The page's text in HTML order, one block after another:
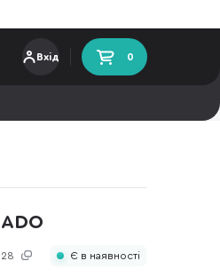
Вхід 0
Є в наявності